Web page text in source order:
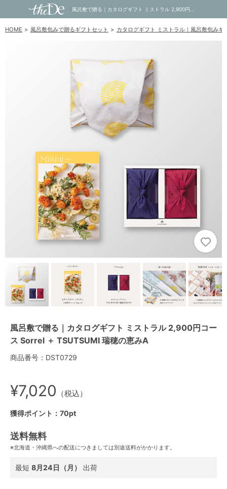
HOME 風呂敷包みで贈るギフトセット カタログギフト ミストラル｜風呂敷包みギ
風呂敷で贈る｜カタログギフト ミストラル 2,900円コー
ス Sorrel ＋ TSUTSUMI 瑞穂の恵みA
商品番号：DST0729
¥7,020 （税込）
獲得ポイント：70pt
送料無料
※北海道・沖縄県への配送につきましては別途送料がかかります。
最短 8月24日（月） 出荷